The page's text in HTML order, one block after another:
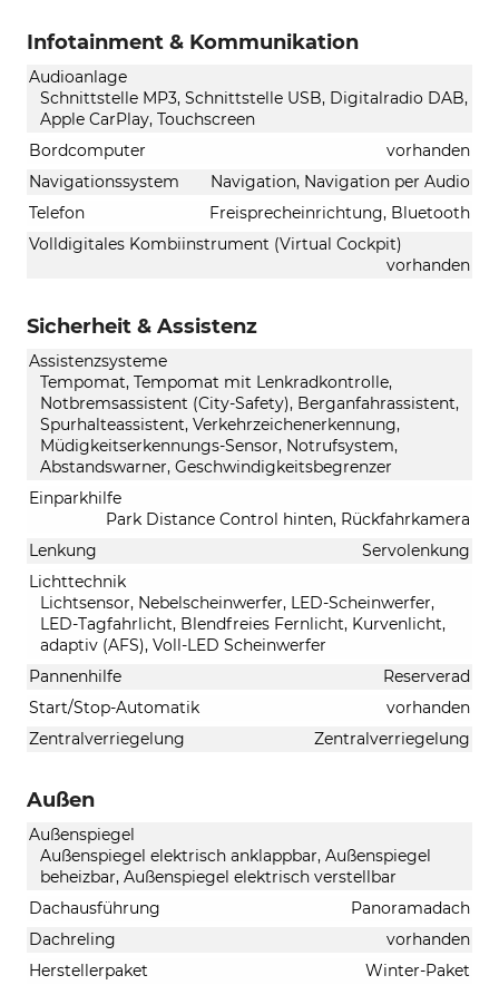
Infotainment & Kommunikation
Audioanlage
Schnittstelle MP3, Schnittstelle USB, Digitalradio DAB,
Apple CarPlay, Touchscreen
Bordcomputer
vorhanden
Navigationssystem
Navigation, Navigation per Audio
Telefon
Freisprecheinrichtung, Bluetooth
Volldigitales Kombiinstrument (Virtual Cockpit)
vorhanden
Sicherheit & Assistenz
Assistenzsysteme
Tempomat, Tempomat mit Lenkradkontrolle,
Notbremsassistent (City-Safety), Berganfahrassistent,
Spurhalteassistent, Verkehrzeichenerkennung,
Müdigkeitserkennungs-Sensor, Notrufsystem,
Abstandswarner, Geschwindigkeitsbegrenzer
Einparkhilfe
Park Distance Control hinten, Rückfahrkamera
Lenkung
Servolenkung
Lichttechnik
Lichtsensor, Nebelscheinwerfer, LED-Scheinwerfer,
LED-Tagfahrlicht, Blendfreies Fernlicht, Kurvenlicht,
adaptiv (AFS), Voll-LED Scheinwerfer
Pannenhilfe
Reserverad
Start/Stop-Automatik
vorhanden
Zentralverriegelung
Zentralverriegelung
Außen
Außenspiegel
Außenspiegel elektrisch anklappbar, Außenspiegel
beheizbar, Außenspiegel elektrisch verstellbar
Dachausführung
Panoramadach
Dachreling
vorhanden
Herstellerpaket
Winter-Paket